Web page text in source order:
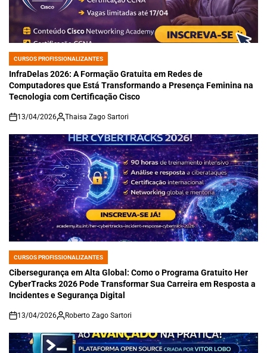
POSTED
IN
CURSOS PROFISSIONALIZANTES
InfraDelas 2026: A Formação Gratuita em Redes de
Computadores que Está Transformando a Presença Feminina na
Tecnologia com Certificação Cisco
on
13/04/2026 Thaisa Zago Sartori
POSTED
IN
CURSOS PROFISSIONALIZANTES
Cibersegurança em Alta Global: Como o Programa Gratuito Her
CyberTracks 2026 Pode Transformar Sua Carreira em Resposta a
Incidentes e Segurança Digital
on
13/04/2026 Roberto Zago Sartori